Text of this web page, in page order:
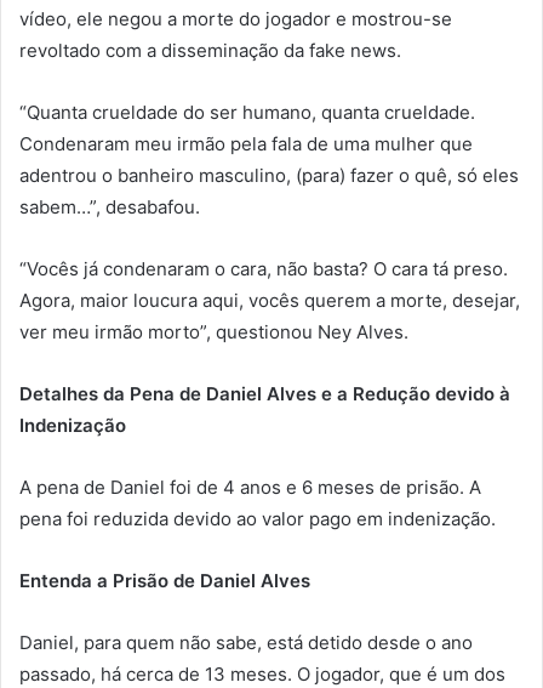
vídeo, ele negou a morte do jogador e mostrou-se
revoltado com a disseminação da fake news.
“Quanta crueldade do ser humano, quanta crueldade.
Condenaram meu irmão pela fala de uma mulher que
adentrou o banheiro masculino, (para) fazer o quê, só eles
sabem…”, desabafou.
“Vocês já condenaram o cara, não basta? O cara tá preso.
Agora, maior loucura aqui, vocês querem a morte, desejar,
ver meu irmão morto”, questionou Ney Alves.
Detalhes da Pena de Daniel Alves e a Redução devido à
Indenização
A pena de Daniel foi de 4 anos e 6 meses de prisão. A
pena foi reduzida devido ao valor pago em indenização.
Entenda a Prisão de Daniel Alves
Daniel, para quem não sabe, está detido desde o ano
passado, há cerca de 13 meses. O jogador, que é um dos